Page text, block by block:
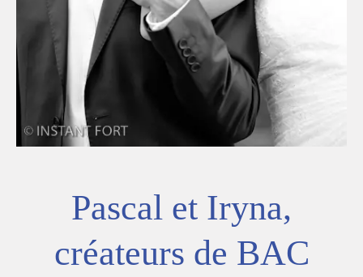
Pascal et Iryna,
créateurs de BAC